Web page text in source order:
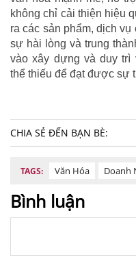
không chỉ cải thiện hiệu
ra các sản phẩm, dịch
sự hài lòng và trung
vào xây dựng và duy trì
thể thiếu để đạt được sự
CHIA SẺ ĐẾN BẠN BÈ:
TAGS: Văn Hóa Doanh
Bình luận